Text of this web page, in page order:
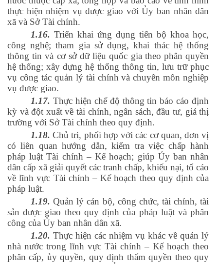
thực hiện nhiệm vụ được giao với Ủy ban nhân dân
xã và Sở Tài chính.
1.16. Triển khai ứng dụng tiến bộ khoa học,
công nghệ; tham gia sử dụng, khai thác hệ thống
thông tin và cơ sở dữ liệu quốc gia theo phân quyền
hệ thống; xây dựng hệ thống thông tin, lưu trữ phục
vụ công tác quản lý tài chính và chuyên môn nghiệp
vụ được giao.
1.17. Thực hiện chế độ thông tin báo cáo định
kỳ và đột xuất về tài chính, ngân sách, đầu tư, giá thị
trường với Sở Tài chính theo quy định.
1.18. Chủ trì, phối hợp với các cơ quan, đơn vị
có liên quan hướng dẫn, kiểm tra việc chấp hành
pháp luật Tài chính – Kế hoạch; giúp Ủy ban nhân
dân cấp xã giải quyết các tranh chấp, khiếu nại, tố cáo
về lĩnh vực Tài chính – Kế hoạch theo quy định của
pháp luật.
1.19.Quản lý cán bộ, công chức, tài chính, tài
sản được giao theo quy định của pháp luật và phân
công của Ủy ban nhân dân xã.
1.20. Thực hiện các nhiệm vụ khác về quản lý
nhà nước trong lĩnh vực Tài chính – Kế hoạch theo
phân cấp, ủy quyền, quy định thẩm quyền theo quy